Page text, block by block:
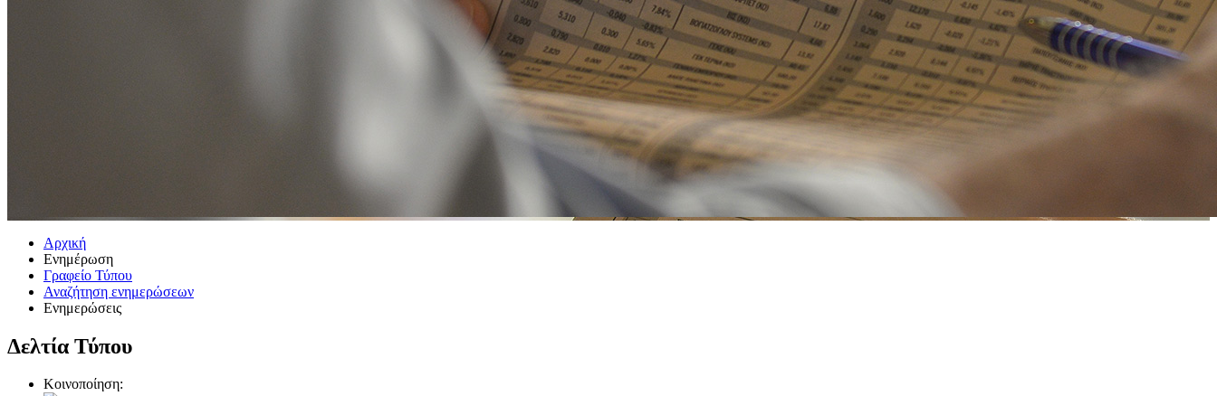
Αρχική
Ενημέρωση
Γραφείο Τύπου
Αναζήτηση ενημερώσεων
Ενημερώσεις
Δελτία Τύπου
Κοινοποίηση: